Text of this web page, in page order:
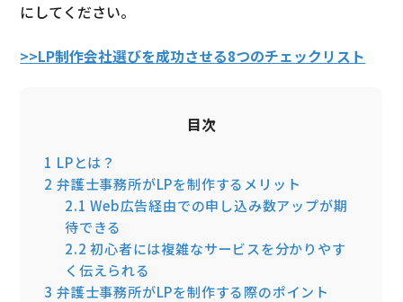
にしてください。
>>LP制作会社選びを成功させる8つのチェックリスト
目次
1 LPとは？
2 弁護士事務所がLPを制作するメリット
2.1 Web広告経由での申し込み数アップが期
待できる
2.2 初心者には複雑なサービスを分かりやす
く伝えられる
3 弁護士事務所がLPを制作する際のポイント